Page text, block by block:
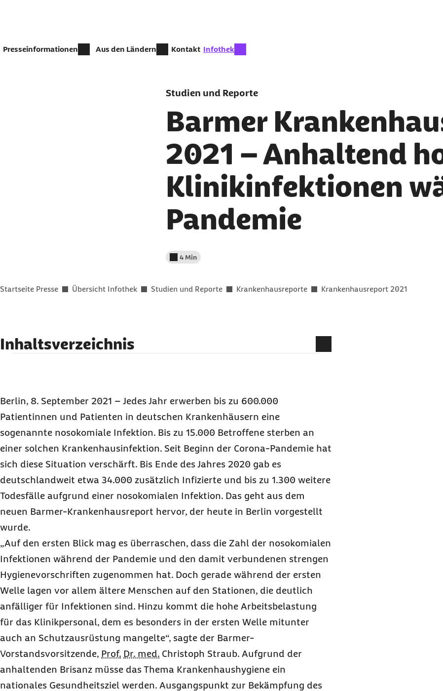
Presseinformationen Aus den Ländern Kontakt zur Zeit aktiv:
Infothek
Studien und Reporte
Barmer
2021 – Anhaltend
Klinikinfektionen
Pandemie
Lesedauer weniger als
4 Min
Sie befinden sich hier:
Startseite Presse Übersicht Infothek Studien und Reporte Krankenhausreporte Krankenhausreport 2021
Inhaltsverzeichnis
Service / Materialien für Redaktionen
Berlin, 8. September 2021 – Jedes Jahr erwerben bis zu 600.000
Patientinnen und Patienten in deutschen Krankenhäusern eine
sogenannte nosokomiale Infektion. Bis zu 15.000 Betroffene sterben an
einer solchen Krankenhausinfektion. Seit Beginn der Corona-Pandemie hat
sich diese Situation verschärft. Bis Ende des Jahres 2020 gab es
deutschlandweit etwa 34.000 zusätzlich Infizierte und bis zu 1.300 weitere
Todesfälle aufgrund einer nosokomialen Infektion. Das geht aus dem
neuen Barmer-Krankenhausreport hervor, der heute in Berlin vorgestellt
wurde.
„Auf den ersten Blick mag es überraschen, dass die Zahl der nosokomialen
Infektionen während der Pandemie und den damit verbundenen strengen
Hygienevorschriften zugenommen hat. Doch gerade während der ersten
Welle lagen vor allem ältere Menschen auf den Stationen, die deutlich
anfälliger für Infektionen sind. Hinzu kommt die hohe Arbeitsbelastung
für das Klinikpersonal, dem es besonders in der ersten Welle mitunter
auch an Schutzausrüstung mangelte“, sagte der Barmer-
Vorstandsvorsitzende, Prof. Dr. med. Christoph Straub. Aufgrund der
anhaltenden Brisanz müsse das Thema Krankenhaushygiene ein
nationales Gesundheitsziel werden. Ausgangspunkt zur Bekämpfung des